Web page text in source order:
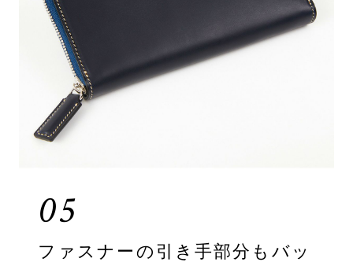
05
ファスナーの引き手部分もバッ